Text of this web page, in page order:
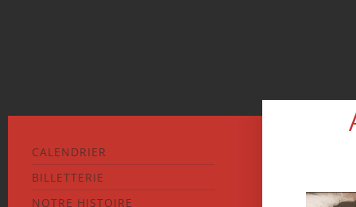
CALENDRIER
BILLETTERIE
NOTRE HISTOIRE